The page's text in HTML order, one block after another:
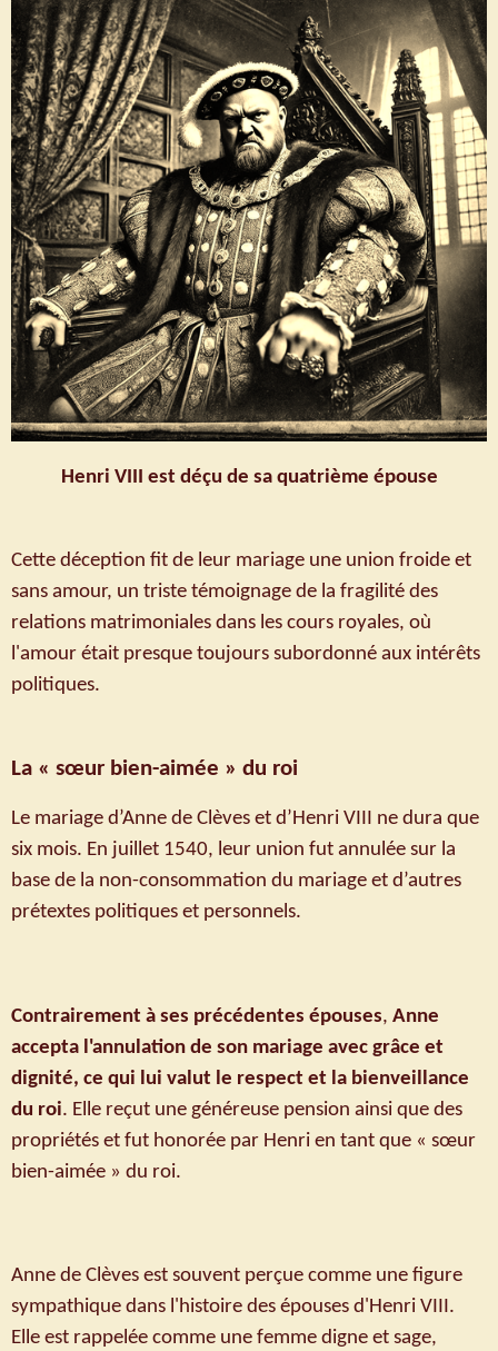
Henri VIII est déçu de sa quatrième épouse
Cette déception fit de leur mariage une union froide et
sans amour, un triste témoignage de la fragilité des
relations matrimoniales dans les cours royales, où
l'amour était presque toujours subordonné aux intérêts
politiques.
La « sœur bien-aimée » du roi
Le mariage d’Anne de Clèves et d’Henri VIII ne dura que
six mois. En juillet 1540, leur union fut annulée sur la
base de la non-consommation du mariage et d’autres
prétextes politiques et personnels.
Contrairement à ses précédentes épouses, Anne
accepta l'annulation de son mariage avec grâce et
dignité, ce qui lui valut le respect et la bienveillance
du roi. Elle reçut une généreuse pension ainsi que des
propriétés et fut honorée par Henri en tant que « sœur
bien-aimée » du roi.
Anne de Clèves est souvent perçue comme une figure
sympathique dans l'histoire des épouses d'Henri VIII.
Elle est rappelée comme une femme digne et sage,